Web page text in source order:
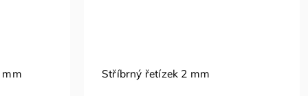
2 Stříbrný řetízek Figaro 1 mm